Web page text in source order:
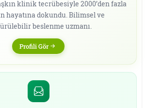
klinik tecrübesiyle 2000’den fazla
hayatına dokundu. Bilimsel ve
beslenme uzmanı.
Profili Gör